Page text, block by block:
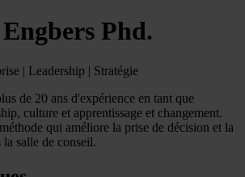
Phd.
| Leadership | Stratégie
de 20 ans d'expérience en tant que
culture et apprentissage et changement.
qui améliore la prise de décision et la
salle de conseil.